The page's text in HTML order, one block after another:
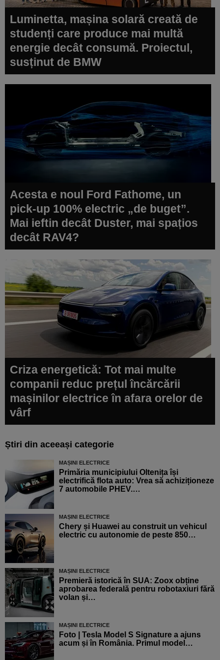
Luminetta, mașina solară creată de
studenți care produce mai multă
energie decât consumă. Proiectul,
susținut de BMW
Acesta e noul Ford Fathome, un
pick-up 100% electric „de buget”.
Mai ieftin decât Duster, mai spațios
decât RAV4?
Criza energetică: Tot mai multe
companii reduc prețul încărcării
mașinilor electrice în afara orelor de
vârf
Știri din aceeași categorie
MAȘINI ELECTRICE
Primăria municipiului Oltenița își
electrifică flota auto: Vrea să achiziționeze
7 automobile PHEV.…
MAȘINI ELECTRICE
Chery și Huawei au construit un vehicul
electric cu autonomie de peste 850…
MAȘINI ELECTRICE
Premieră istorică în SUA: Zoox obține
aprobarea federală pentru robotaxiuri fără
volan și…
MAȘINI ELECTRICE
Foto | Tesla Model S Signature a ajuns
acum și în România. Primul model…